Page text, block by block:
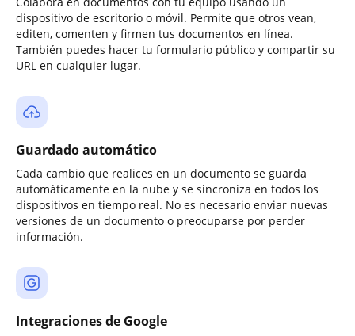
dispositivo de escritorio o móvil. Permite que otros vean,
editen, comenten y firmen tus documentos en línea.
También puedes hacer tu formulario público y compartir su
URL en cualquier lugar.
Guardado automático
Cada cambio que realices en un documento se guarda
automáticamente en la nube y se sincroniza en todos los
dispositivos en tiempo real. No es necesario enviar nuevas
versiones de un documento o preocuparse por perder
información.
Integraciones de Google